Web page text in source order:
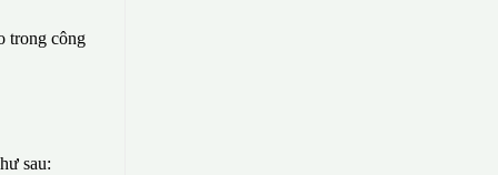
trong công
sau: